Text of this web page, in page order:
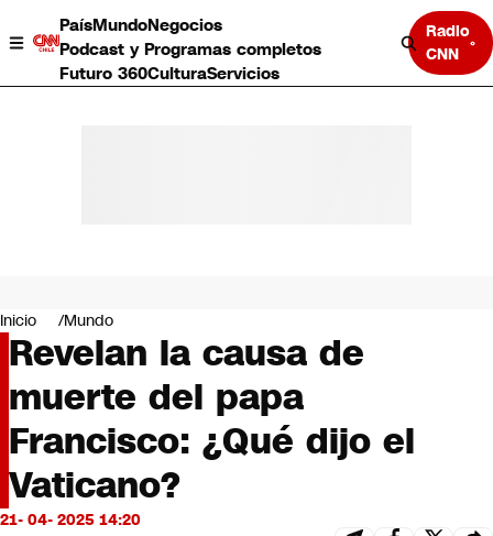
PaísMundoNegocios
Podcast y Programas completos
Futuro 360CulturaServicios
Radio
CNN
Negocios
Deportes
Programas completos
Cultura
Servicios
Bits
CNN tiempo
Futuro 360
Inicio Mundo
Revelan la causa de
muerte del papa
Francisco: ¿Qué dijo el
Vaticano?
21- 04- 2025 14:20